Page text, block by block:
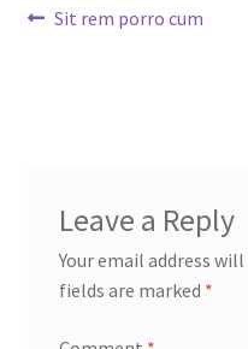
Post
Previous
Sit rem porro cum
Leave a Reply
Your email address
fields are marked *